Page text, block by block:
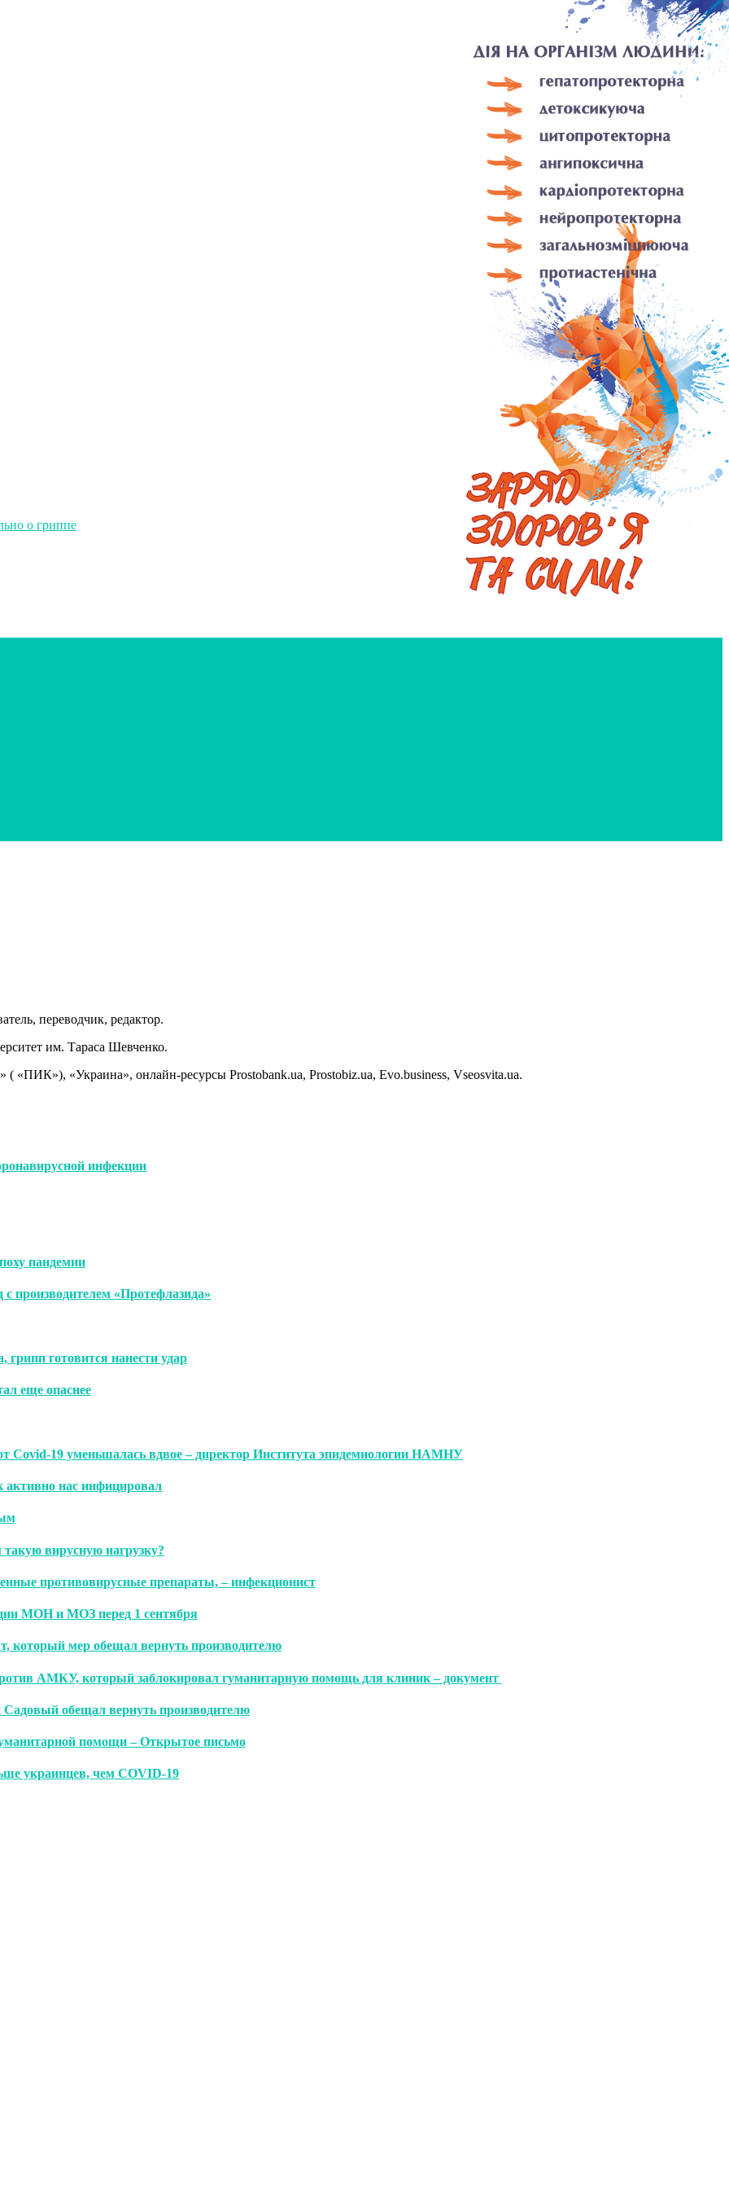
о гриппе
переводчик, редактор.
им. Тараса Шевченко.
«ПИК»), «Украина», онлайн-ресурсы Prostobank.ua, Prostobiz.ua, Evo.business, Vseosvita.ua.
инфекции
пандемии
производителем «Протефлазида»
готовится нанести удар
еще опаснее
Covid-19 уменьшалась вдвое – директор Института эпидемиологии НАМНУ
активно нас инфицировал
вирусную нагрузку?
противовирусные препараты, – инфекционист
МОН и МОЗ перед 1 сентября
который мер обещал вернуть производителю
АМКУ, который заблокировал гуманитарную помощь для клиник – документ
обещал вернуть производителю
помощи – Открытое письмо
украинцев, чем СOVID-19